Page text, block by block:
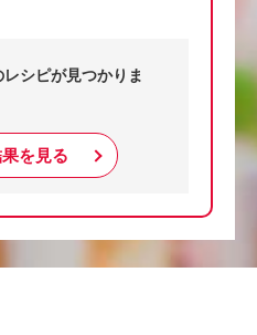
レシピが見つかりま
を見る